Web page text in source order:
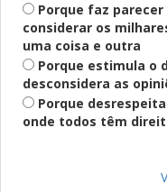
Definido
PT
ao
Fies:
para
Porque faz
considerar os
uma coisa e outra
Porque estimula o
desconsidera as
Porque
onde todos têm